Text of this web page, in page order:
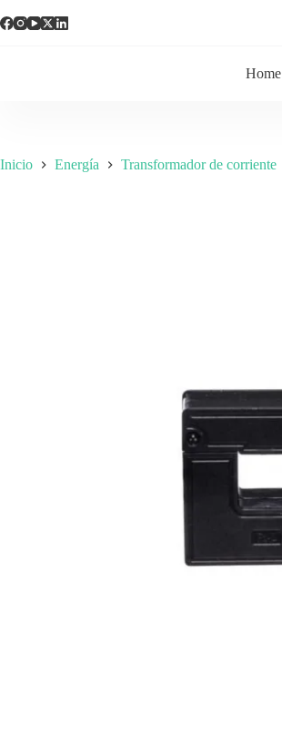
Home
Inicio Energía Transformador de corriente